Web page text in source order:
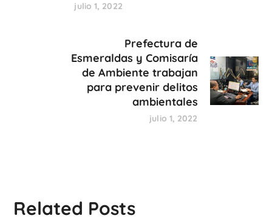
julio 1, 2022
Prefectura de
Esmeraldas y Comisaría
de Ambiente trabajan
para prevenir delitos
ambientales
julio 1, 2022
Related Posts